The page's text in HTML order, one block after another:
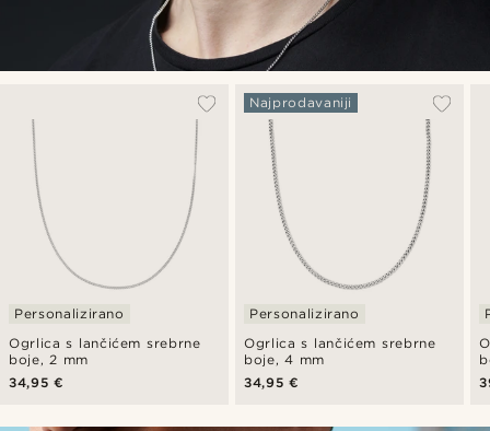
Ogrlica s lančićem srebrne
boje, 2 mm
Personalizirano
34,95 €
Ogrlica s lančićem srebrne
boje, 4 mm
Najprodavaniji
Personalizirano
34,95 €